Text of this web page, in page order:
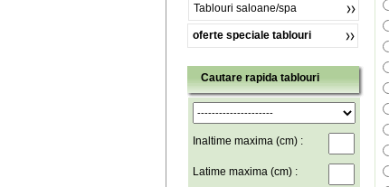
Tablouri saloane/spa
oferte speciale tablouri
Cautare rapida tablouri
Inaltime maxima (cm) :
Latime maxima (cm) :